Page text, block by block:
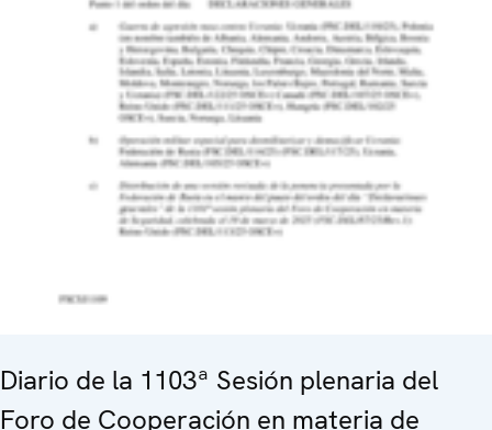
Diario de la 1103ª Sesión plenaria del
Foro de Cooperación en materia de